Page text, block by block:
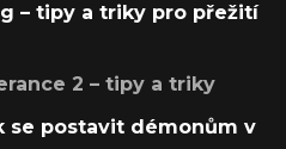
– tipy a triky pro přežití
2 – tipy a triky
se postavit démonům v